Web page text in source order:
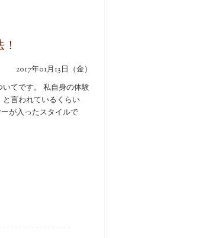
2017年01月13日（金）
てです。 私自身の体験
言われているくらい
が入ったスタイルで